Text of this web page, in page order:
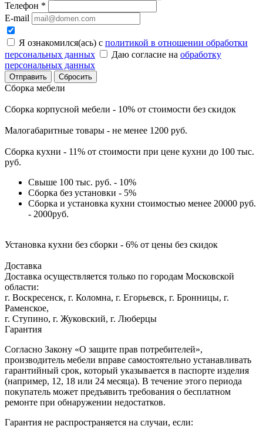
Телефон *
E-mail
Я ознакомился(ась) с политикой в отношении обработки
персональных данных
Даю согласие на обработку
персональных данных
Сбросить
Сборка мебели
Сборка корпусной мебели - 10% от стоимости без скидок
Малогабаритные товары - не менее 1200 руб.
Сборка кухни - 11% от стоимости при цене кухни до 100 тыс.
руб.
Свыше 100 тыс. руб. - 10%
Сборка без установки - 5%
Сборка и установка кухни стоимостью менее 20000 руб.
- 2000руб.
Установка кухни без сборки - 6% от цены без скидок
Доставка
Доставка осуществляется только по городам Московской
области:
г. Воскресенск, г. Коломна, г. Егорьевск, г. Бронницы, г.
Раменское,
г. Ступино, г. Жуковский, г. Люберцы
Гарантия
Согласно Закону «О защите прав потребителей»,
производитель мебели вправе самостоятельно устанавливать
гарантийный срок, который указывается в паспорте изделия
(например, 12, 18 или 24 месяца). В течение этого периода
покупатель может предъявить требования о бесплатном
ремонте при обнаружении недостатков.
Гарантия не распространяется на случаи, если: